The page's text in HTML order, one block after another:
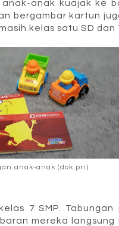
anak kuajak ke
bergambar kartun
kelas satu SD dan
anak-anak (dok.pri)
7 SMP.
mereka langsung